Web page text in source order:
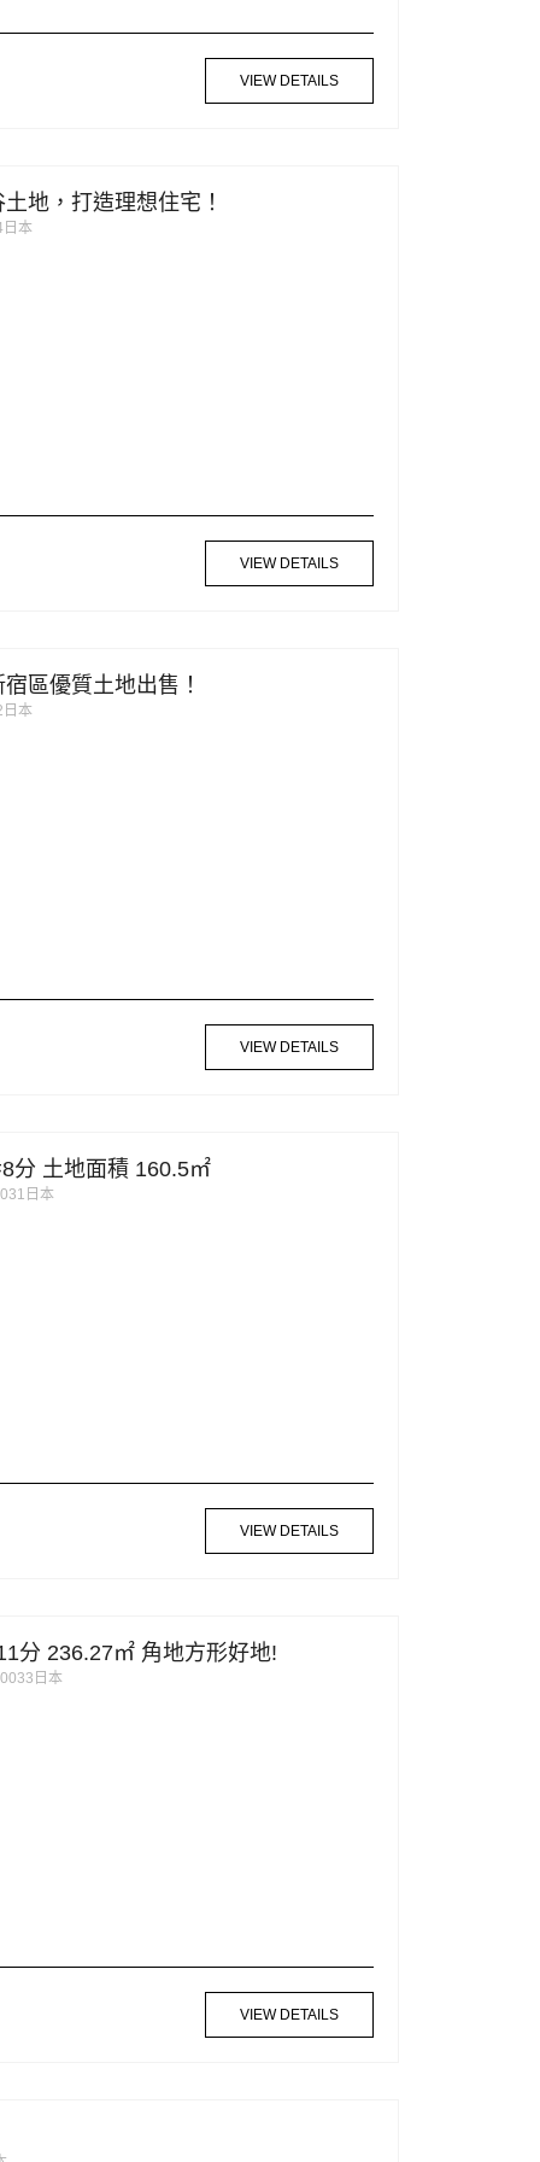
VIEW DETAILS
地，打造理想住宅！
本
VIEW DETAILS
區優質土地出售！
本
VIEW DETAILS
分 土地面積 160.5㎡
日本
VIEW DETAILS
分 236.27㎡ 角地方形好地!
日本
VIEW DETAILS